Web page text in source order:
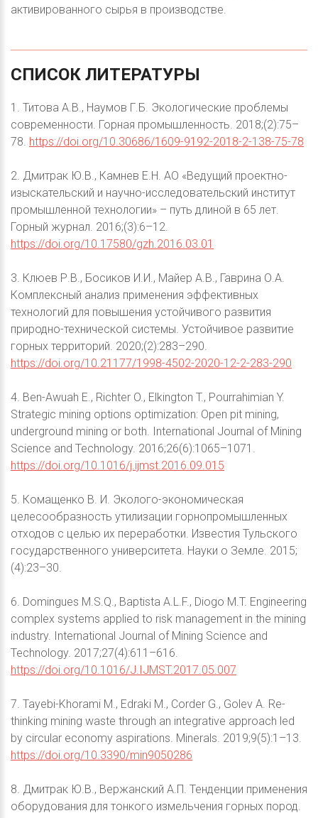
активированного сырья в производстве.
СПИСОК ЛИТЕРАТУРЫ
1. Титова А.В., Наумов Г.Б. Экологические проблемы
современности. Горная промышленность. 2018;(2):75–
78. https://doi.org/10.30686/1609-9192-2018-2-138-75-78
2. Дмитрак Ю.В., Камнев Е.Н. АО «Ведущий проектно-
изыскательский и научно-исследовательский институт
промышленной технологии» – путь длиной в 65 лет.
Горный журнал. 2016;(3):6–12.
https://doi.org/10.17580/gzh.2016.03.01
3. Клюев Р.В., Босиков И.И., Майер А.В., Гаврина О.А.
Комплексный анализ применения эффективных
технологий для повышения устойчивого развития
природно-технической системы. Устойчивое развитие
горных территорий. 2020;(2):283–290.
https://doi.org/10.21177/1998-4502-2020-12-2-283-290
4. Ben-Awuah E., Richter O., Elkington T., Pourrahimian Y.
Strategic mining options optimization: Open pit mining,
underground mining or both. International Journal of Mining
Science and Technology. 2016;26(6):1065–1071.
https://doi.org/10.1016/j.ijmst.2016.09.015
5. Комащенко В. И. Эколого-экономическая
целесообразность утилизации горнопромышленных
отходов с целью их переработки. Известия Тульского
государственного университета. Науки о Земле. 2015;
(4):23–30.
6. Domingues M.S.Q., Baptista A.L.F., Diogo M.T. Engineering
complex systems applied to risk management in the mining
industry. International Journal of Mining Science and
Technology. 2017;27(4):611–616.
https://doi.org/10.1016/J.IJMST.2017.05.007
7. Tayebi-Khorami M., Edraki M., Corder G., Golev A. Re-
thinking mining waste through an integrative approach led
by circular economy aspirations. Minerals. 2019;9(5):1–13.
https://doi.org/10.3390/min9050286
8. Дмитрак Ю.В., Вержанский А.П. Тенденции применения
оборудования для тонкого измельчения горных пород.